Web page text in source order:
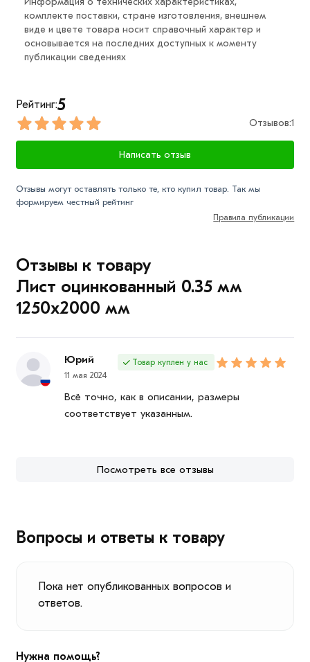
обязательно).
комплекте поставки, стране изготовления, внешнем
виде и цвете товара носит справочный характер и
основывается на последних доступных к моменту
публикации сведениях
Отзывы к товару
Лист оцинкованный 0.35 мм
1250х2000 мм
Юрий
11 мая 2024
Товар куплен у нас
Всё точно, как в описании, размеры
соответствует указанным.
Посмотреть все отзывы
Рейтинг:5
Отзывов:1
Написать отзыв
Отзывы могут оставлять только те, кто купил товар. Так мы
формируем честный рейтинг
Правила публикации
Вопросы и ответы к товару
Пока нет опубликованных вопросов и
ответов.
Нужна помощь?